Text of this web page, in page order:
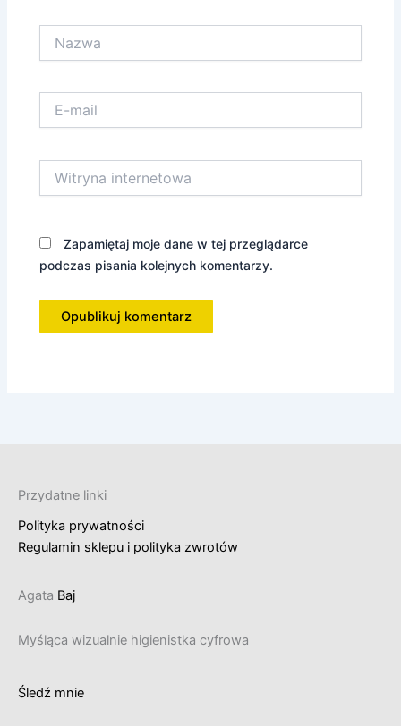
mail
internetowa
Zapamiętaj moje dane w tej przeglądarce
podczas pisania kolejnych komentarzy.
Przydatne linki
Polityka prywatności
Regulamin sklepu i polityka zwrotów
Agata Baj
Myśląca wizualnie higienistka cyfrowa
Śledź mnie